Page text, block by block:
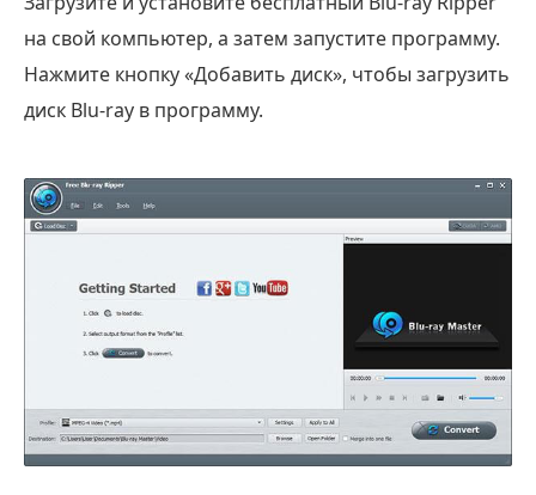
на свой компьютер, а затем запустите программу.
Нажмите кнопку «Добавить диск», чтобы загрузить
диск Blu-ray в программу.